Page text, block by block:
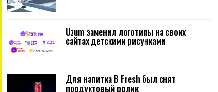
Uzum заменил логотипы на своих
сайтах детскими рисунками
Для напитка B Fresh был снят
продуктовый ролик